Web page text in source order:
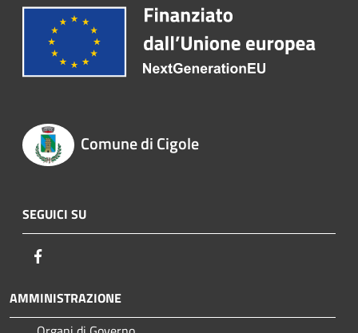
Comune di Cigole
SEGUICI SU
AMMINISTRAZIONE